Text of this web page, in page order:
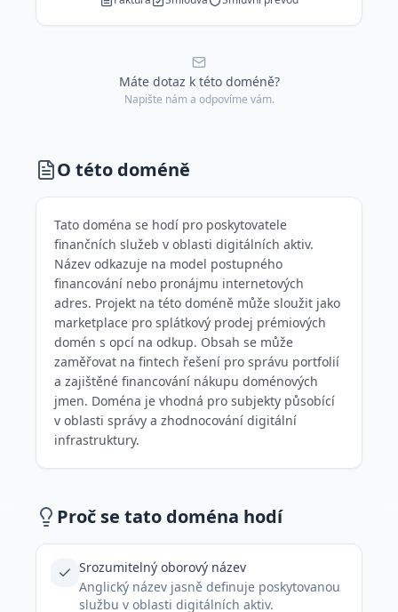
Máte dotaz k této doméně?
Napište nám a odpovíme vám.
O této doméně
Tato doména se hodí pro poskytovatele
finančních služeb v oblasti digitálních aktiv.
Název odkazuje na model postupného
financování nebo pronájmu internetových
adres. Projekt na této doméně může sloužit jako
marketplace pro splátkový prodej prémiových
domén s opcí na odkup. Obsah se může
zaměřovat na fintech řešení pro správu portfolií
a zajištěné financování nákupu doménových
jmen. Doména je vhodná pro subjekty působící
v oblasti správy a zhodnocování digitální
infrastruktury.
Proč se tato doména hodí
Srozumitelný oborový název
Anglický název jasně definuje poskytovanou
službu v oblasti digitálních aktiv.